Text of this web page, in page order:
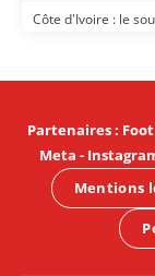
Côte d'Ivoire : le
Partenaires:
Meta -
Mentions